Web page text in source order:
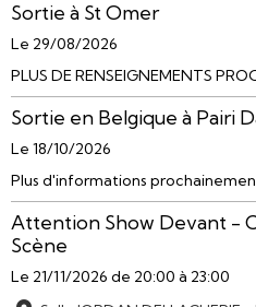
Sortie à St Omer
Le 29/08/2026
PLUS DE RENSEIGNEMENTS
Sortie en Belgique à Pairi
Le 18/10/2026
Plus d'informations
Attention Show Devant -
Scène
Le 21/11/2026 de 20:00 à 23:00